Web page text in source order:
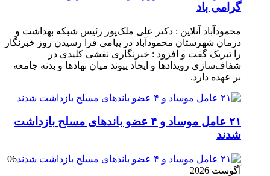
گرامی باد
محمودآباد آنلاین : دکتر علی ملک‌پور رئیس شبکه بهداشت و
درمان شهرستان محمودآباد در پیامی فرا رسیدن روز خبرنگار
را تبریک گفت و افزود : خبرنگاری نقشی کلیدی در
شفاف‌سازی رویدادها و ایجاد پیوند میان نهادها و بدنه جامعه
بر عهده دارد.
۲۱ عامل موساد و ۴ عضو باند‌های مسلح بازداشت
شدند
06
آگوست 2026